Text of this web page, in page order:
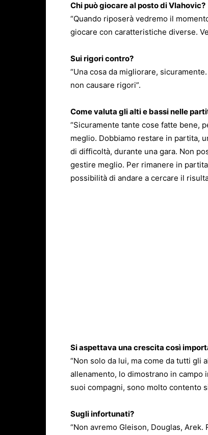
Chi può giocare al posto di Vlahovic?
“Quando riposerà vedremo il
giocare con caratteristiche diverse.
Sui rigori contro?
“Una cosa da migliorare,
non causare rigori”.
Come valuta gli alti e bassi nelle
“Sicuramente tante cose fatte bene,
meglio. Dobbiamo restare in partita,
di difficoltà, durante una gara. Non
gestire meglio. Per rimanere in
possibilità di andare a cercare il
Si aspettava una crescita così
“Non solo da lui, ma come da tutti gli
allenamento, lo dimostrano in campo
suoi compagni, sono molto contento
Sugli infortunati?
“Non avremo Gleison, Douglas,